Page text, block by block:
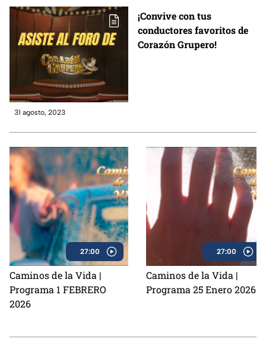
¡Convive con tus
conductores favoritos de
Corazón Grupero!
31 agosto, 2023
27:00
Caminos de la Vida |
Programa 1 FEBRERO
2026
27:00
Caminos de la Vida |
Programa 25 Enero 2026
V